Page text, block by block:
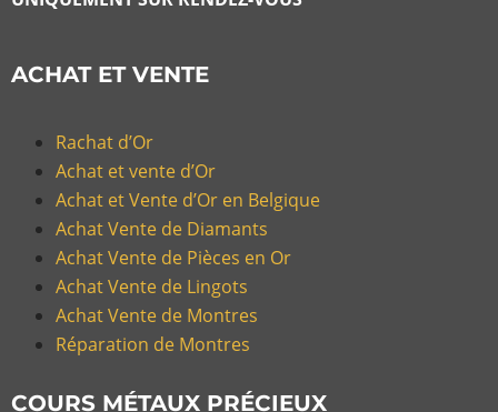
ACHAT ET VENTE
Rachat d’Or
Achat et vente d’Or
Achat et Vente d’Or en Belgique
Achat Vente de Diamants
Achat Vente de Pièces en Or
Achat Vente de Lingots
Achat Vente de Montres
Réparation de Montres
COURS MÉTAUX PRÉCIEUX